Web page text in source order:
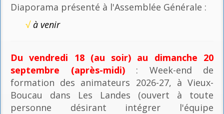
Diaporama présenté à l'Assemblée Générale :
√à venir
Du vendredi 18 (au soir) au dimanche 20
septembre (après-midi): Week-end de
formation des animateurs 2026-27, à Vieux-
Boucau dans Les Landes (ouvert à toute
personne désirant intégrer l'équipe